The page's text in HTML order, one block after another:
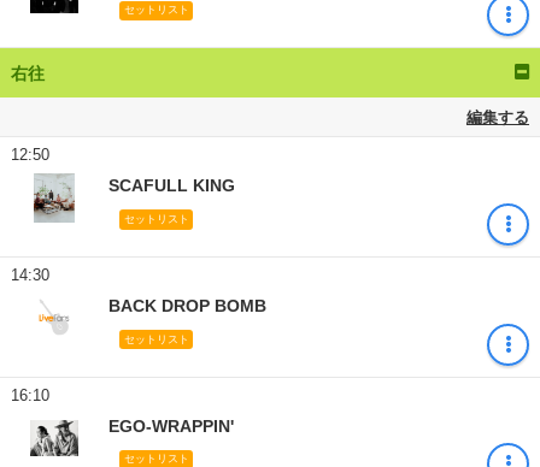
セットリスト
右往
編集する
12:50
SCAFULL KING
セットリスト
14:30
BACK DROP BOMB
セットリスト
16:10
EGO-WRAPPIN'
セットリスト